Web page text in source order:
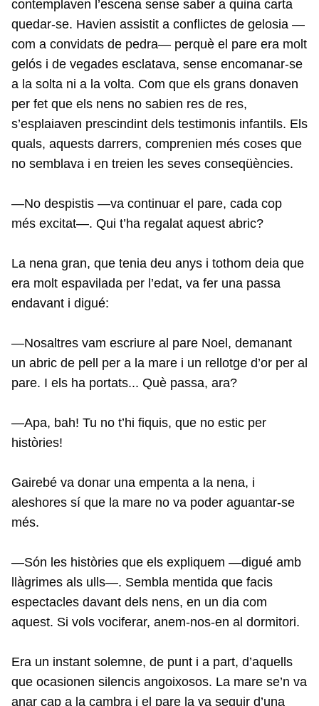
contemplaven l’escena sense saber a quina carta
quedar-se. Havien assistit a conflictes de gelosia —
com a convidats de pedra— perquè el pare era molt
gelós i de vegades esclatava, sense encomanar-se
a la solta ni a la volta. Com que els grans donaven
per fet que els nens no sabien res de res,
s’esplaiaven prescindint dels testimonis infantils. Els
quals, aquests darrers, comprenien més coses que
no semblava i en treien les seves conseqüències.
—No despistis —va continuar el pare, cada cop
més excitat—. Qui t’ha regalat aquest abric?
La nena gran, que tenia deu anys i tothom deia que
era molt espavilada per l’edat, va fer una passa
endavant i digué:
—Nosaltres vam escriure al pare Noel, demanant
un abric de pell per a la mare i un rellotge d’or per al
pare. I els ha portats... Què passa, ara?
—Apa, bah! Tu no t’hi fiquis, que no estic per
històries!
Gairebé va donar una empenta a la nena, i
aleshores sí que la mare no va poder aguantar-se
més.
—Són les històries que els expliquem —digué amb
llàgrimes als ulls—. Sembla mentida que facis
espectacles davant dels nens, en un dia com
aquest. Si vols vociferar, anem-nos-en al dormitori.
Era un instant solemne, de punt i a part, d’aquells
que ocasionen silencis angoixosos. La mare se’n va
anar cap a la cambra i el pare la va seguir d’una